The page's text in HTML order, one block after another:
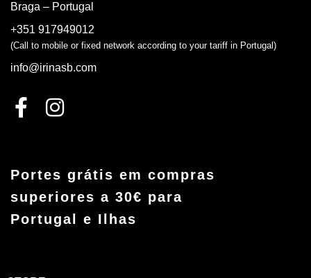
Braga – Portugal
+351 917949012
(Call to mobile or fixed network according to your tariff in Portugal)
info@irinasb.com
Portes grátis em compras
superiores a 30€ para
Portugal e Ilhas